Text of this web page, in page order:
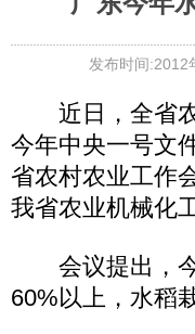
发布时间:2012
近日，全省农
今年中央一号文
省农村农业工作
我省农业机械化
会议提出，今
60%以上，水稻